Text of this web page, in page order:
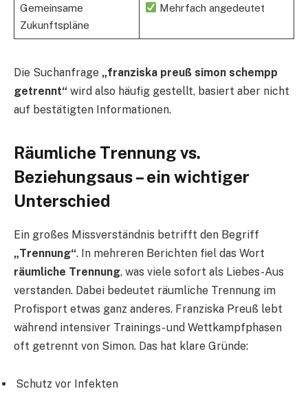
Gemeinsame
Zukunftspläne
Mehrfach angedeutet
Die Suchanfrage „franziska preuß simon schempp
getrennt“ wird also häufig gestellt, basiert aber nicht
auf bestätigten Informationen.
Räumliche Trennung vs.
Beziehungsaus – ein wichtiger
Unterschied
Ein großes Missverständnis betrifft den Begriff
„Trennung“. In mehreren Berichten fiel das Wort
räumliche Trennung, was viele sofort als Liebes-Aus
verstanden. Dabei bedeutet räumliche Trennung im
Profisport etwas ganz anderes. Franziska Preuß lebt
während intensiver Trainings- und Wettkampfphasen
oft getrennt von Simon. Das hat klare Gründe:
Schutz vor Infekten